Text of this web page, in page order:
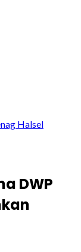
Halsel
DWP